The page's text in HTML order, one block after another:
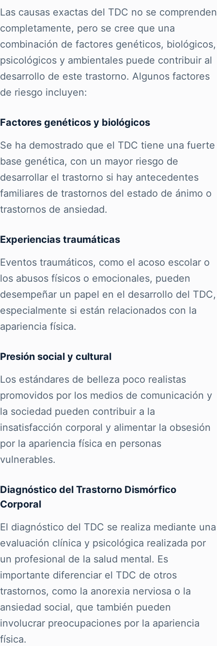
Las causas exactas del TDC no se comprenden
completamente, pero se cree que una
combinación de factores genéticos, biológicos,
psicológicos y ambientales puede contribuir al
desarrollo de este trastorno. Algunos factores
de riesgo incluyen:
Factores genéticos y biológicos
Se ha demostrado que el TDC tiene una fuerte
base genética, con un mayor riesgo de
desarrollar el trastorno si hay antecedentes
familiares de trastornos del estado de ánimo o
trastornos de ansiedad.
Experiencias traumáticas
Eventos traumáticos, como el acoso escolar o
los abusos físicos o emocionales, pueden
desempeñar un papel en el desarrollo del TDC,
especialmente si están relacionados con la
apariencia física.
Presión social y cultural
Los estándares de belleza poco realistas
promovidos por los medios de comunicación y
la sociedad pueden contribuir a la
insatisfacción corporal y alimentar la obsesión
por la apariencia física en personas
vulnerables.
Diagnóstico del Trastorno Dismórfico
Corporal
El diagnóstico del TDC se realiza mediante una
evaluación clínica y psicológica realizada por
un profesional de la salud mental. Es
importante diferenciar el TDC de otros
trastornos, como la anorexia nerviosa o la
ansiedad social, que también pueden
involucrar preocupaciones por la apariencia
física.